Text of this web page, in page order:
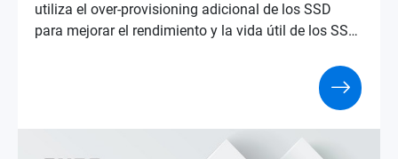
utiliza el over-provisioning adicional de los SSD
para mejorar el rendimiento y la vida útil de los SSD